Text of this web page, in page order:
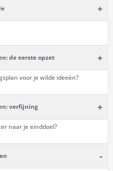
+
de eerste opzet +
voor je wilde ideeën?
verfijning +
naar je einddoel?
-